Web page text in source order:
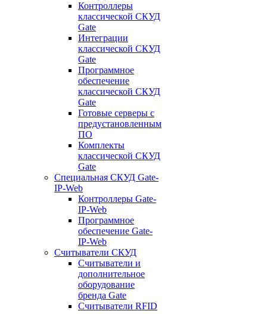
Контроллеры
классической СКУД
Gate
Интеграции
классической СКУД
Gate
Программное
обеспечение
классической СКУД
Gate
Готовые серверы с
предустановленным
ПО
Комплекты
классической СКУД
Gate
Специальная СКУД Gate-
IP-Web
Контроллеры Gate-
IP-Web
Программное
обеспечение Gate-
IP-Web
Считыватели СКУД
Считыватели и
дополнительное
оборудование
бренда Gate
Считыватели RFID